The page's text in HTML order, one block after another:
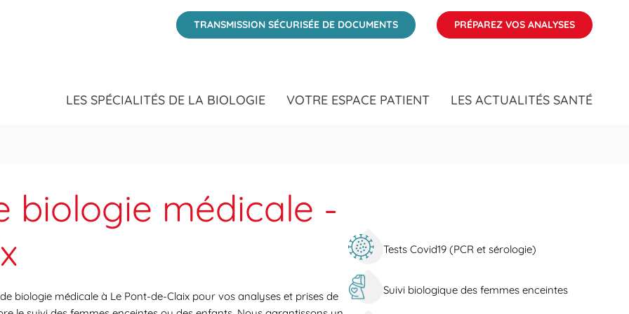
TRANSMISSION SÉCURISÉE DE DOCUMENTS
PRÉPAREZ VOS ANALYSES
LES SPÉCIALITÉS DE LA BIOLOGIE VOTRE ESPACE PATIENT LES ACTUALITÉS SANTÉ
biologie médicale -
biologie médicale à Le Pont-de-Claix pour vos analyses et prises de
Tests Covid19 (PCR et sérologie)
Suivi biologique des femmes enceintes